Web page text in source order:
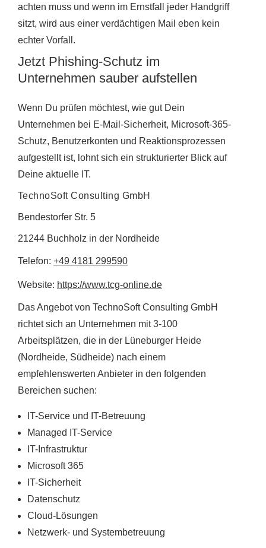
achten muss und wenn im Ernstfall jeder Handgriff
sitzt, wird aus einer verdächtigen Mail eben kein
echter Vorfall.
Jetzt Phishing-Schutz im
Unternehmen sauber aufstellen
Wenn Du prüfen möchtest, wie gut Dein
Unternehmen bei E-Mail-Sicherheit, Microsoft-365-
Schutz, Benutzerkonten und Reaktionsprozessen
aufgestellt ist, lohnt sich ein strukturierter Blick auf
Deine aktuelle IT.
TechnoSoft Consulting GmbH
Bendestorfer Str. 5
21244 Buchholz in der Nordheide
Telefon: +49 4181 299590
Website: https://www.tcg-online.de
Das Angebot von TechnoSoft Consulting GmbH
richtet sich an Unternehmen mit 3-100
Arbeitsplätzen, die in der Lüneburger Heide
(Nordheide, Südheide) nach einem
empfehlenswerten Anbieter in den folgenden
Bereichen suchen:
IT-Service und IT-Betreuung
Managed IT-Service
IT-Infrastruktur
Microsoft 365
IT-Sicherheit
Datenschutz
Cloud-Lösungen
Netzwerk- und Systembetreuung